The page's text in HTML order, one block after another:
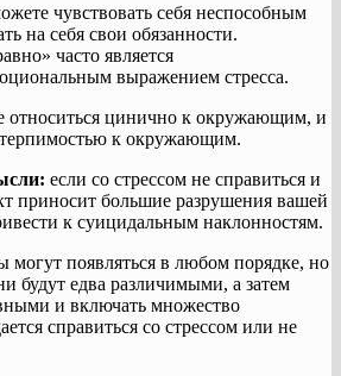
чувствовать себя неспособным
на себя свои обязанности.
часто является
выражением стресса.
относиться цинично к окружающим, и
к окружающим.
если со стрессом не справиться и
приносит большие разрушения вашей
к суицидальным наклонностям.
появляться в любом порядке, но
будут едва различимыми, а затем
и включать множество
справиться со стрессом или не